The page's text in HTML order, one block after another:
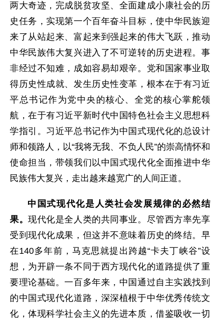
两大奇迹，完成脱贫攻坚、全面建成小康社会的历
史任务，实现第一个百年奋斗目标，使中华民族迎
来了从站起来、富起来到强起来的伟大飞跃，推动
中华民族伟大复兴进入了不可逆转的历史进程。事
非经过不知难，成如容易却艰辛。党和国家事业取
得历史性成就、发生历史性变革，根本在于有习近
平总书记作为党中央的核心、全党的核心掌舵领
航，在于有习近平新时代中国特色社会主义思想科
学指引。习近平总书记作为中国式现代化的总设计
师和领路人，以“我将无我、不负人民”的崇高情怀和
使命担当，带领我们以中国式现代化全面推进中华
民族伟大复兴，走出越来越宽广的人间正道。
中国式现代化是人类社会发展规律的必然结
果。现代化是全人类的共同事业。尽管西方率先享
受到现代化成果，但这并不意味着历史的终结。早
在140多年前，马克思就提出跨越“卡夫丁峡谷”设
想，为开辟一条不同于西方现代化的道路提供了重
要理论基础。一百多年来，中国通过自主实践找到
的中国式现代化道路，深深植根于中华优秀传统文
化，体现科学社会主义的先进本质，借鉴吸收一切